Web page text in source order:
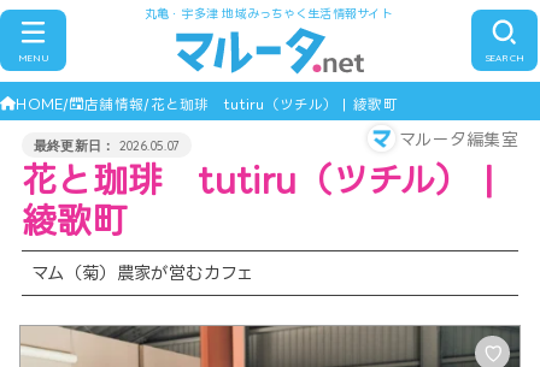
丸亀・宇多津 地域みっちゃく生活情報サイト
SEARCH
MENU
HOME 店舗情報 花と珈琲 tutiru（ツチル） | 綾歌町
2026.05.07 マルータ編集室
花と珈琲 tutiru（ツチル） |
綾歌町
マム（菊）農家が営むカフェ
♡